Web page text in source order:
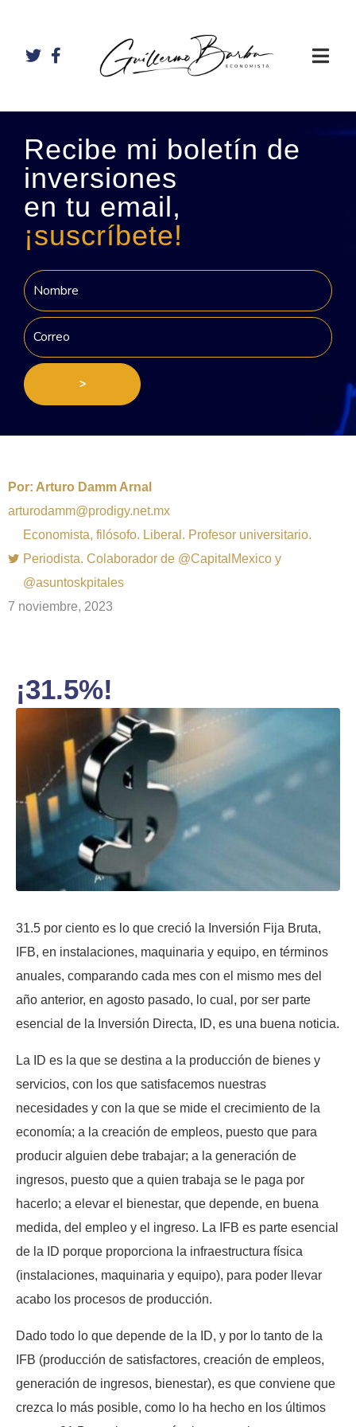
Recibe mi boletín de
inversiones
en tu email,
¡suscríbete!
>
Por: Arturo Damm Arnal
arturodamm@prodigy.net.mx
Economista, filósofo. Liberal. Profesor universitario.
Periodista. Colaborador de @CapitalMexico y
@asuntoskpitales
7 noviembre, 2023
¡31.5%!
31.5 por ciento es lo que creció la Inversión Fija Bruta,
IFB, en instalaciones, maquinaria y equipo, en términos
anuales, comparando cada mes con el mismo mes del
año anterior, en agosto pasado, lo cual, por ser parte
esencial de la Inversión Directa, ID, es una buena noticia.
La ID es la que se destina a la producción de bienes y
servicios, con los que satisfacemos nuestras
necesidades y con la que se mide el crecimiento de la
economía; a la creación de empleos, puesto que para
producir alguien debe trabajar; a la generación de
ingresos, puesto que a quien trabaja se le paga por
hacerlo; a elevar el bienestar, que depende, en buena
medida, del empleo y el ingreso. La IFB es parte esencial
de la ID porque proporciona la infraestructura física
(instalaciones, maquinaria y equipo), para poder llevar
acabo los procesos de producción.
Dado todo lo que depende de la ID, y por lo tanto de la
IFB (producción de satisfactores, creación de empleos,
generación de ingresos, bienestar), es que conviene que
crezca lo más posible, como lo ha hecho en los últimos